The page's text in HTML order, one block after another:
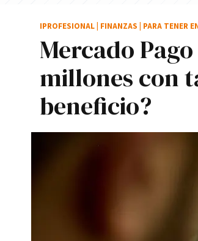
Mercado
millones con
beneficio?
IPROFESIONAL FINANZAS PARA TENER